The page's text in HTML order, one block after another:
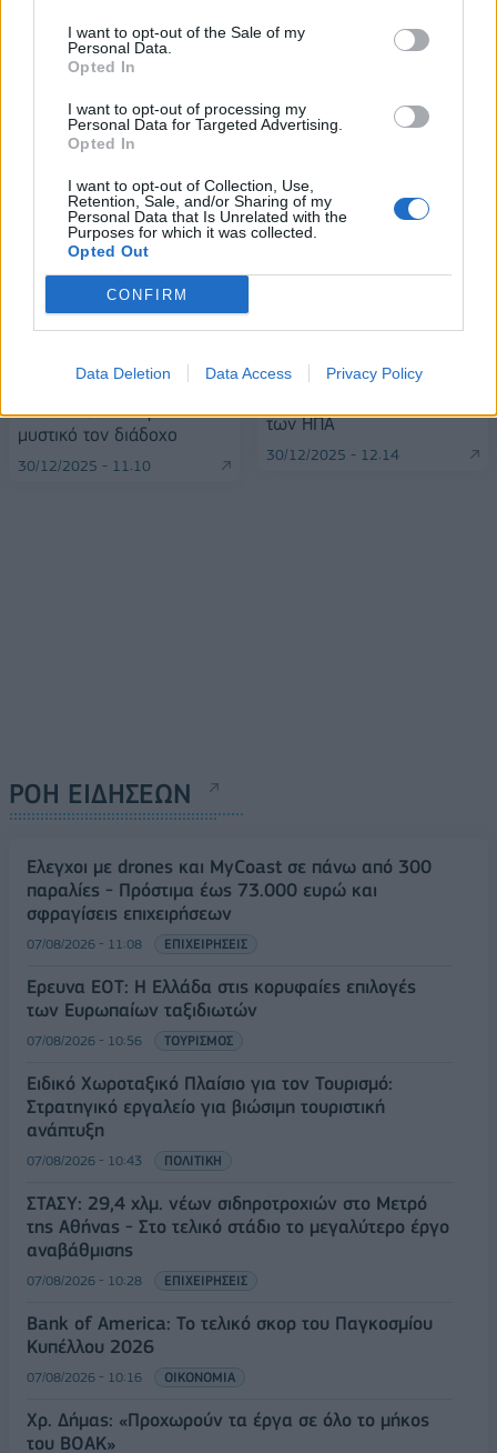
I want to opt-out of the Sale of my
Personal Data.
Opted In
I want to opt-out of processing my
Personal Data for Targeted Advertising.
Opted In
I want to opt-out of Collection, Use,
Retention, Sale, and/or Sharing of my
Personal Data that Is Unrelated with the
Purposes for which it was collected.
Opted Out
CONFIRM
Data Deletion Data Access Privacy Policy
βιωσιμότητα σε καθημερινή πράξη
Ο Τραμπ «φλερτάρει» με
την απομάκρυνση Πάουελ
από τη Fed και κρατά
μυστικό τον διάδοχο
30/12/2025 - 11:10
ΟΗΕ: Χαιρετίζει την
των ΗΠΑ
30/12/2025 - 12:14
ΡΟΗ ΕΙΔΗΣΕΩΝ
Έλεγχοι με drones και MyCoast σε πάνω από 300
παραλίες - Πρόστιμα έως 73.000 ευρώ και
σφραγίσεις επιχειρήσεων
07/08/2026 - 11:08 ΕΠΙΧΕΙΡΗΣΕΙΣ
Έρευνα ΕΟΤ: Η Ελλάδα στις κορυφαίες επιλογές
των Ευρωπαίων ταξιδιωτών
07/08/2026 - 10:56 ΤΟΥΡΙΣΜΟΣ
Ειδικό Χωροταξικό Πλαίσιο για τον Τουρισμό:
Στρατηγικό εργαλείο για βιώσιμη τουριστική
ανάπτυξη
07/08/2026 - 10:43 ΠΟΛΙΤΙΚΗ
ΣΤΑΣΥ: 29,4 χλμ. νέων σιδηροτροχιών στο Μετρό
της Αθήνας - Στο τελικό στάδιο το μεγαλύτερο έργο
αναβάθμισης
07/08/2026 - 10:28 ΕΠΙΧΕΙΡΗΣΕΙΣ
Bank of America: Το τελικό σκορ του Παγκοσμίου
Κυπέλλου 2026
07/08/2026 - 10:16 ΟΙΚΟΝΟΜΙΑ
Χρ. Δήμας: «Προχωρούν τα έργα σε όλο το μήκος
του ΒΟΑΚ»